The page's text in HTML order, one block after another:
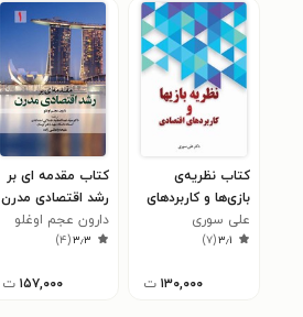
کتاب نظریه‌ی
بازی‌ها و کاربردهای
اقتصادی
علی سوری
۳٫۱(۷)
۱۳۰,۰۰۰ ت
کتاب مقدمه ای بر
رشد اقتصادی مدرن
۱دارون عجم اوغلو
۳٫۳(۴)
۱۵۷,۰۰۰ ت